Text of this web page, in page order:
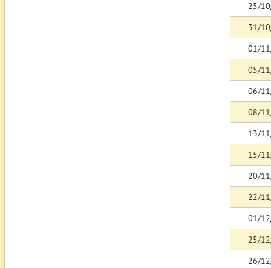
25/
31/
01/
05/
06/
08/
13/
15/
20/
22/
01/
25/
26/